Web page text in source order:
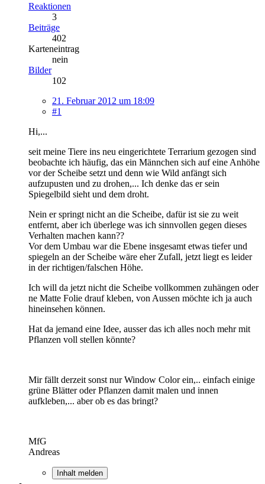
Reaktionen
3
Beiträge
402
Karteneintrag
nein
Bilder
102
21. Februar 2012 um 18:09
#1
Hi,...
seit meine Tiere ins neu eingerichtete Terrarium gezogen sind
beobachte ich häufig, das ein Männchen sich auf eine Anhöhe
vor der Scheibe setzt und denn wie Wild anfängt sich
aufzupusten und zu drohen,... Ich denke das er sein
Spiegelbild sieht und dem droht.
Nein er springt nicht an die Scheibe, dafür ist sie zu weit
entfernt, aber ich überlege was ich sinnvollen gegen dieses
Verhalten machen kann??
Vor dem Umbau war die Ebene insgesamt etwas tiefer und
spiegeln an der Scheibe wäre eher Zufall, jetzt liegt es leider
in der richtigen/falschen Höhe.
Ich will da jetzt nicht die Scheibe vollkommen zuhängen oder
ne Matte Folie drauf kleben, von Aussen möchte ich ja auch
hineinsehen können.
Hat da jemand eine Idee, ausser das ich alles noch mehr mit
Pflanzen voll stellen könnte?
Mir fällt derzeit sonst nur Window Color ein,.. einfach einige
grüne Blätter oder Pflanzen damit malen und innen
aufkleben,... aber ob es das bringt?
MfG
Andreas
Inhalt melden